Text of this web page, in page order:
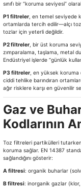
sınıfı bir “koruma seviyesi”
P1 filtreler , en temel seviyede
ortamlarda tercih edilir—alçı
tozlar için yeterli değildir.
P2 filtreler , bir üst koruma
zımparalama, taşlama, metal
Endüstriyel işlerde “günlük
P3 filtreler , en yüksek
ciddi tehlike barındıran
ağır risklere karşı en güvenilir
Gaz ve
Kodlarının
Toz filtreleri partikülleri
koruma sağlar. EN 14387
sağlandığını gösterir:
A filtresi: organik buharlar
B filtresi: inorganik gazlar